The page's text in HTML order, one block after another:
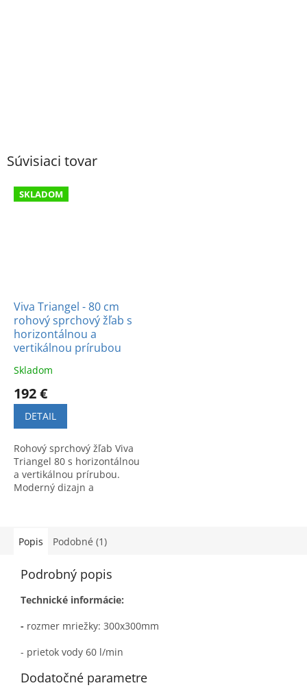
Súvisiaci tovar
SKLADOM
Viva Triangel - 80 cm
rohový sprchový žľab s
horizontálnou a
vertikálnou prírubou
Skladom
192 €
DETAIL
Rohový sprchový žľab Viva
Triangel 80 s horizontálnou
a vertikálnou prírubou.
Moderný dizajn a
Popis Podobné (1)
Podrobný popis
Technické informácie:
- rozmer mriežky: 300x300mm
- prietok vody 60 l/min
Dodatočné parametre